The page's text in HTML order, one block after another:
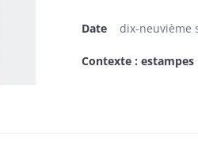
Date dix-neuvième
Contexte : estampes